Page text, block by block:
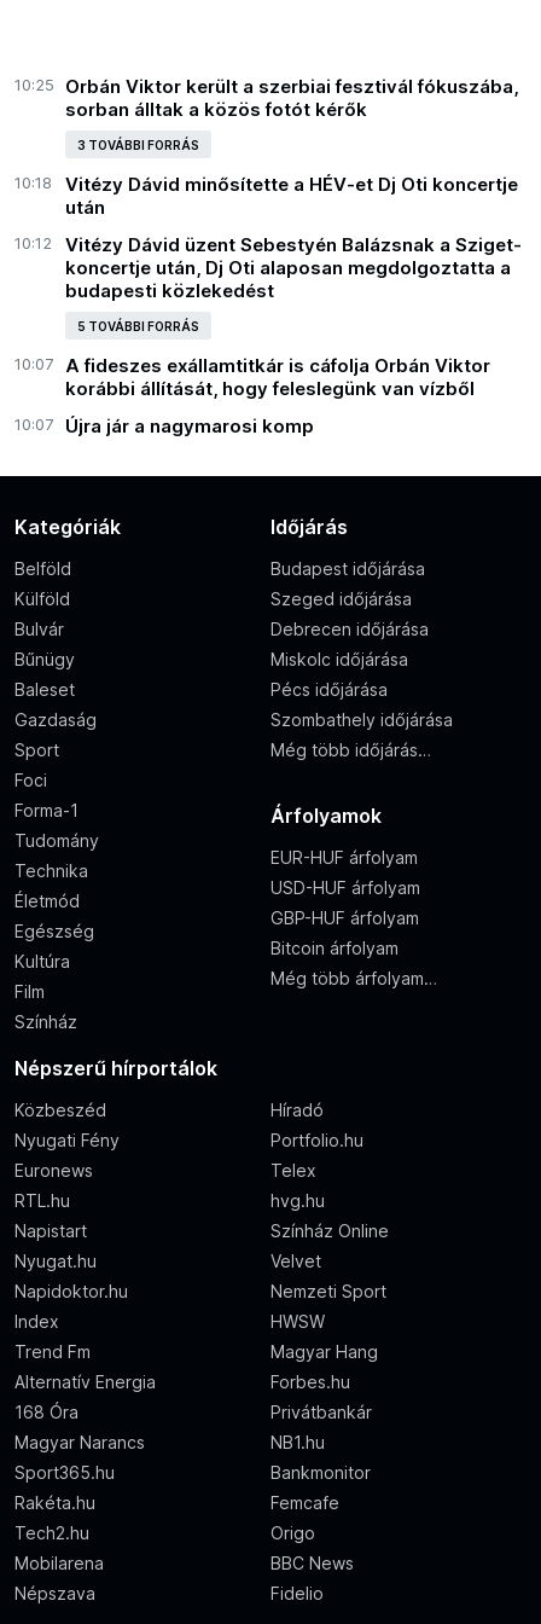
10:25
Orbán Viktor került a szerbiai fesztivál fókuszába,
sorban álltak a közös fotót kérők
3 TOVÁBBI FORRÁS
10:18
Vitézy Dávid minősítette a HÉV-et Dj Oti koncertje
után
10:12
Vitézy Dávid üzent Sebestyén Balázsnak a Sziget-
koncertje után, Dj Oti alaposan megdolgoztatta a
budapesti közlekedést
5 TOVÁBBI FORRÁS
10:07
A fideszes exállamtitkár is cáfolja Orbán Viktor
korábbi állítását, hogy feleslegünk van vízből
10:07 Újra jár a nagymarosi komp
Kategóriák
Belföld
Külföld
Bulvár
Bűnügy
Baleset
Gazdaság
Sport
Foci
Forma-1
Tudomány
Technika
Életmód
Egészség
Kultúra
Film
Színház
Időjárás
Budapest időjárása
Szeged időjárása
Debrecen időjárása
Miskolc időjárása
Pécs időjárása
Szombathely időjárása
Még több időjárás…
Árfolyamok
EUR-HUF árfolyam
USD-HUF árfolyam
GBP-HUF árfolyam
Bitcoin árfolyam
Még több árfolyam…
Népszerű hírportálok
Közbeszéd
Híradó
Nyugati Fény
Portfolio.hu
Euronews
Telex
RTL.hu
hvg.hu
Napistart
Színház Online
Nyugat.hu
Velvet
Napidoktor.hu
Nemzeti Sport
Index
HWSW
Trend Fm
Magyar Hang
Alternatív Energia
Forbes.hu
168 Óra
Privátbankár
Magyar Narancs
NB1.hu
Sport365.hu
Bankmonitor
Rakéta.hu
Femcafe
Tech2.hu
Origo
Mobilarena
BBC News
Népszava
Fidelio